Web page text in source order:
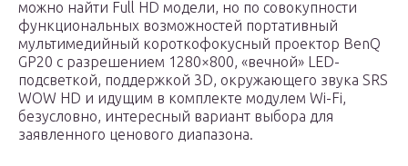
можно найти Full HD модели, но по совокупности
функциональных возможностей портативный
мультимедийный короткофокусный проектор BenQ
GP20 с разрешением 1280×800, «вечной» LED-
подсветкой, поддержкой 3D, окружающего звука SRS
WOW HD и идущим в комплекте модулем Wi-Fi,
безусловно, интересный вариант выбора для
заявленного ценового диапазона.